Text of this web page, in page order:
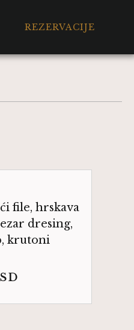
REZERVACIJE
file, hrskava
dresing,
krutoni